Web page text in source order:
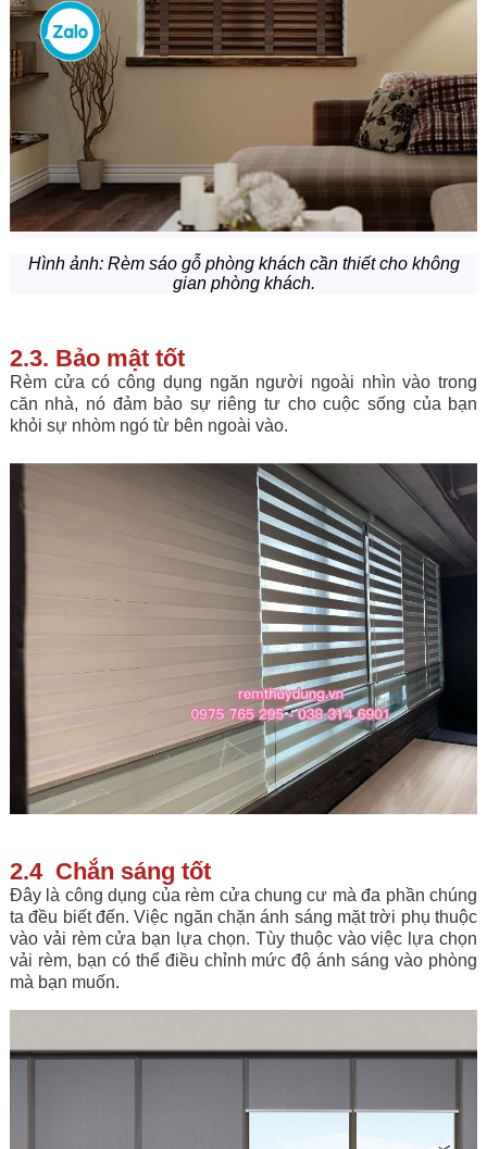
Hình ảnh:Rèm sáo gỗ phòng khách cần thiết cho không
gian phòng khách.
2.3. Bảo mật tốt
Rèm cửa có công dụng ngăn người ngoài nhìn vào trong
căn nhà, nó đảm bảo sự riêng tư cho cuộc sống của bạn
khỏi sự nhòm ngó từ bên ngoài vào.
2.4 Chắn sáng tốt
Đây là công dụng của rèm cửa chung cư mà đa phần chúng
ta đều biết đến. Việc ngăn chặn ánh sáng mặt trời phụ thuộc
vào vải rèm cửa bạn lựa chọn. Tùy thuộc vào việc lựa chọn
vải rèm, bạn có thể điều chỉnh mức độ ánh sáng vào phòng
mà bạn muốn.